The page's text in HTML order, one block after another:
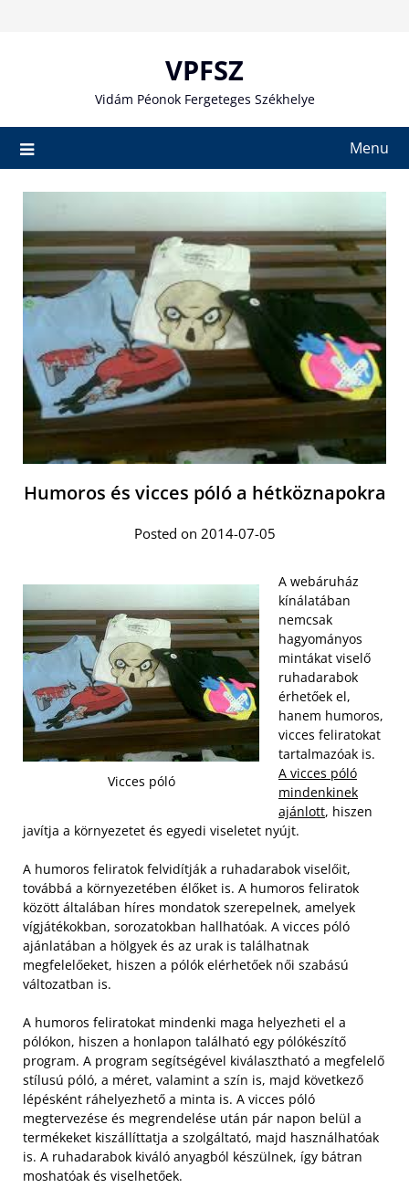
VPFSZ
Vidám Péonok Fergeteges Székhelye
Menu
Humoros és vicces póló a hétköznapokra
Posted on 2014-07-05
Vicces póló
A webáruház
kínálatában
nemcsak
hagyományos
mintákat viselő
ruhadarabok
érhetőek el,
hanem humoros,
vicces feliratokat
tartalmazóak is.
A vicces póló
mindenkinek
ajánlott, hiszen
javítja a környezetet és egyedi viseletet nyújt.
A humoros feliratok felvidítják a ruhadarabok viselőit,
továbbá a környezetében élőket is. A humoros feliratok
között általában híres mondatok szerepelnek, amelyek
vígjátékokban, sorozatokban hallhatóak. A vicces póló
ajánlatában a hölgyek és az urak is találhatnak
megfelelőeket, hiszen a pólók elérhetőek női szabású
változatban is.
A humoros feliratokat mindenki maga helyezheti el a
pólókon, hiszen a honlapon található egy pólókészítő
program. A program segítségével kiválasztható a megfelelő
stílusú póló, a méret, valamint a szín is, majd következő
lépésként ráhelyezhető a minta is. A vicces póló
megtervezése és megrendelése után pár napon belül a
termékeket kiszállíttatja a szolgáltató, majd használhatóak
is. A ruhadarabok kiváló anyagból készülnek, így bátran
moshatóak és viselhetőek.